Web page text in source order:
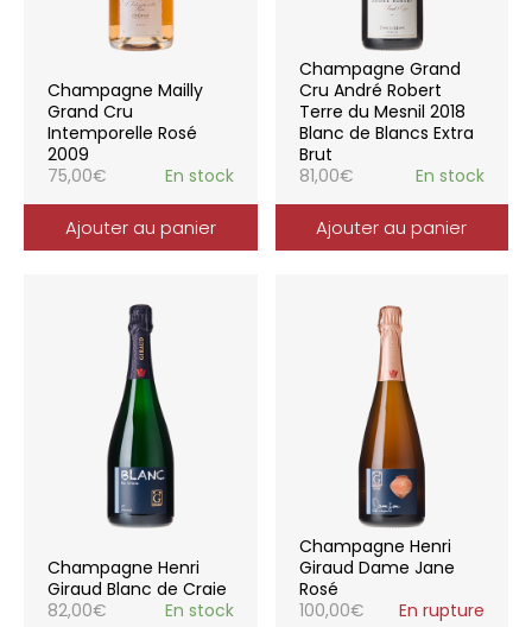
Champagne Mailly
Grand Cru
Intemporelle Rosé
2009
75,00€ En stock
Ajouter au panier
Champagne Grand
Cru André Robert
Terre du Mesnil 2018
Blanc de Blancs Extra
Brut
81,00€ En stock
Ajouter au panier
Champagne Henri
Giraud Blanc de Craie
82,00€ En stock
Champagne Henri
Giraud Dame Jane
Rosé
100,00€ En rupture